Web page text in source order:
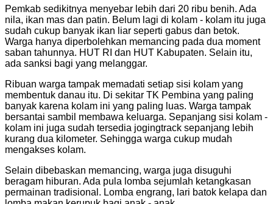
Pemkab sedikitnya menyebar lebih dari 20 ribu benih. Ada
nila, ikan mas dan patin. Belum lagi di kolam - kolam itu juga
sudah cukup banyak ikan liar seperti gabus dan betok.
Warga hanya diperbolehkan memancing pada dua moment
saban tahunnya. HUT RI dan HUT Kabupaten. Selain itu,
ada sanksi bagi yang melanggar.
Ribuan warga tampak memadati setiap sisi kolam yang
membentuk danau itu. Di sekitar TK Pembina yang paling
banyak karena kolam ini yang paling luas. Warga tampak
bersantai sambil membawa keluarga. Sepanjang sisi kolam -
kolam ini juga sudah tersedia jogingtrack sepanjang lebih
kurang dua kilometer. Sehingga warga cukup mudah
mengakses kolam.
Selain dibebaskan memancing, warga juga disuguhi
beragam hiburan. Ada pula lomba sejumlah ketangkasan
permainan tradisional. Lomba engrang, lari batok kelapa dan